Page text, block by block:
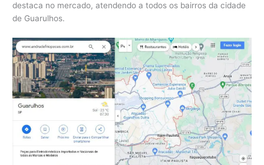
destaca no mercado, atendendo a todos os bairros da cidade
de Guarulhos.